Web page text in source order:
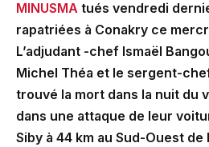
MINUSMA tués vendredi
rapatriées à Conakry ce
L’adjudant -chef Ismaël
Michel Théa et le sergent-
trouvé la mort dans la nuit du
dans une attaque de leur
Siby à 44 km au Sud-Ouest de